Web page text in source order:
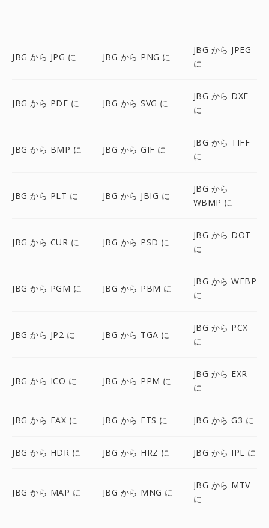
JBG から JPG に JBG から PNG に
JBG から JPEG
に
JBG から PDF に JBG から SVG に
JBG から DXF
に
JBG から BMP に JBG から GIF に
JBG から TIFF
に
JBG から PLT に JBG から JBIG に
JBG から
WBMP に
JBG から CUR に JBG から PSD に
JBG から DOT
に
JBG から PGM に JBG から PBM に
JBG から WEBP
に
JBG から JP2 に JBG から TGA に
JBG から PCX
に
JBG から ICO に JBG から PPM に
JBG から EXR
に
JBG から FAX に JBG から FTS に JBG から G3 に
JBG から HDR に JBG から HRZ に JBG から IPL に
JBG から MAP に JBG から MNG に
JBG から MTV
に